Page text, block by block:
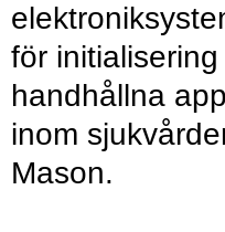
för
handhållna
inom
Mason.